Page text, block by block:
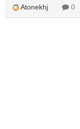
Atonekhj 0